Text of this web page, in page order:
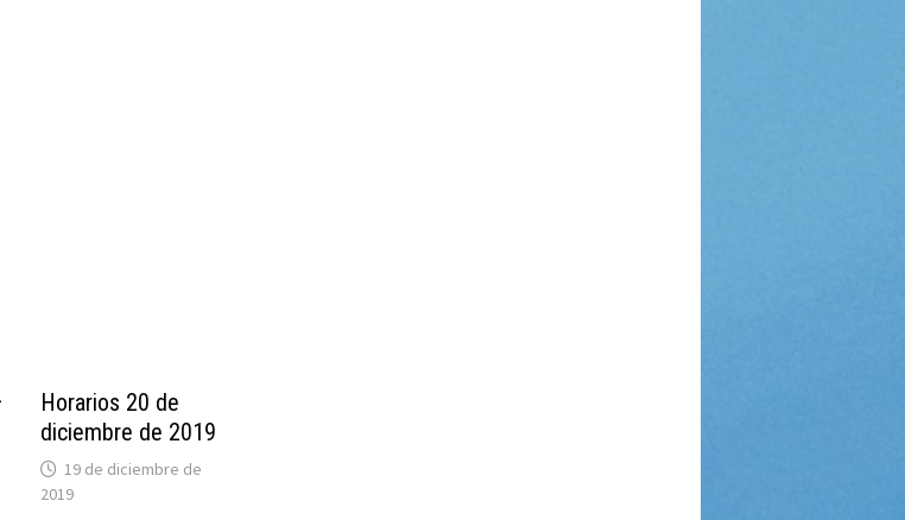
Horarios 20 de
diciembre de 2019
19 de diciembre de
2019